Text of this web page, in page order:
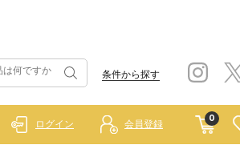
条件から探す
0
ログイン 会員登録